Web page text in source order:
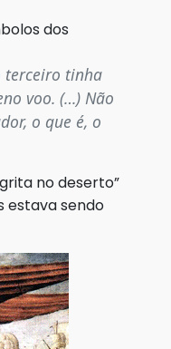
dos
terceiro tinha
voo. (…) Não
o que é, o
no deserto”
estava sendo